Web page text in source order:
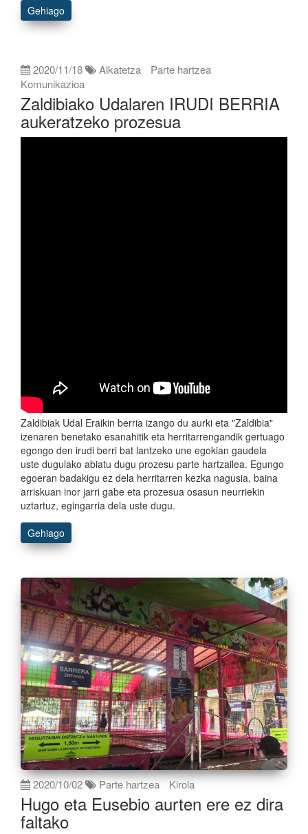
Gehiago
2020/11/18 Alkatetza
Parte hartzea
Komunikazioa
Zaldibiako Udalaren IRUDI BERRIA
aukeratzeko prozesua
Zaldibiak Udal Eraikin berria izango du aurki eta "Zaldibia"
izenaren benetako esanahitik eta herritarrengandik gertuago
egongo den irudi berri bat lantzeko une egokian gaudela
uste dugulako abiatu dugu prozesu parte hartzailea. Egungo
egoeran badakigu ez dela herritarren kezka nagusia, baina
arriskuan inor jarri gabe eta prozesua osasun neurriekin
uztartuz, egingarria dela uste dugu.
Gehiago
2020/10/02 Parte hartzea Kirola
Hugo eta Eusebio aurten ere ez dira
faltako